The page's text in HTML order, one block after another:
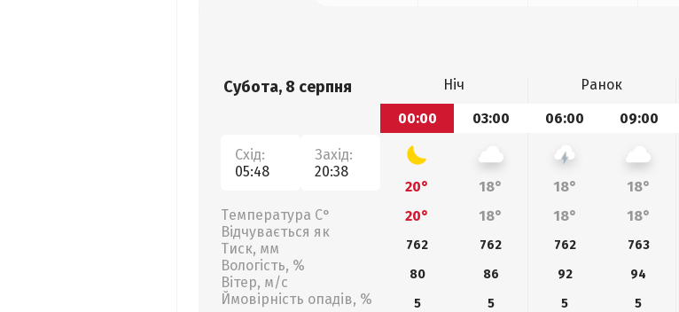
Субота, 8 серпня
Схід:
05:48
Захід:
20:38
Температура С°
Відчувається як
Тиск, мм
Вологість, %
Вітер, м/с
Ймовірність опадів, %
Ніч Ранок
00:00
03:00 06:00 09:00
20° 18° 18° 18°
20°
18° 18° 18°
762 762 762 763
80
86 92 94
5
5 5 5